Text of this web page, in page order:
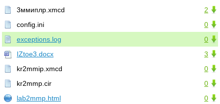
2
3ммиплр.xmcd
0
config.ini
0
exceptions.log
3
IZtoe3.docx
0
kr2mmip.xmcd
0
kr2mmp.cir
0
lab2mmp.html